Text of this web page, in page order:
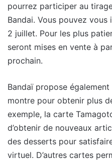
pourrez participer au
Bandai. Vous pouvez
2 juillet. Pour les plus
seront mises en vente à
prochain.
Bandaï propose
montre pour obtenir plus
exemple, la carte
d’obtenir de nouveaux
des desserts pour
virtuel. D’autres cartes